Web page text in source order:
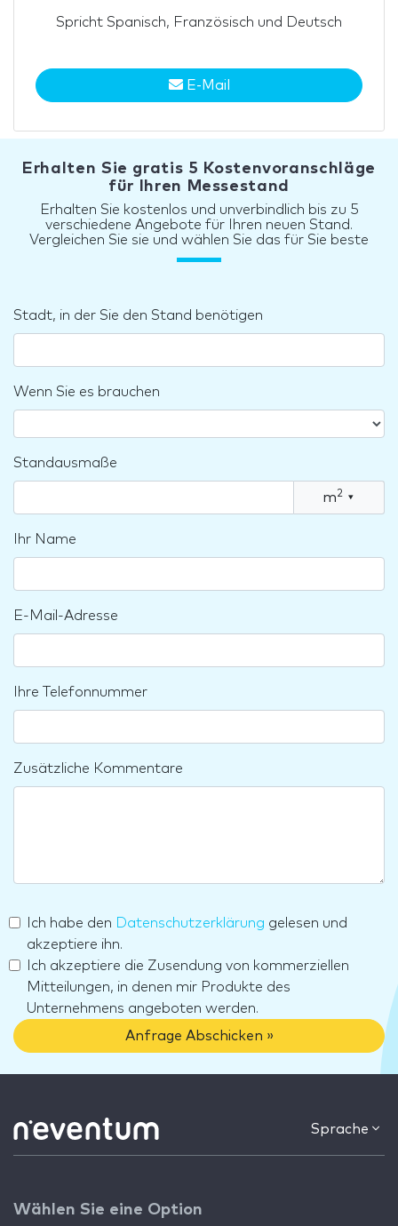
Spricht Spanisch, Französisch und Deutsch
E-Mail
Erhalten Sie gratis 5 Kostenvoranschläge
für Ihren Messestand
Erhalten Sie kostenlos und unverbindlich bis zu 5
verschiedene Angebote für Ihren neuen Stand.
Vergleichen Sie sie und wählen Sie das für Sie beste
Stadt, in der Sie den Stand benötigen
Wenn Sie es brauchen
Standausmaße
m2 ▾
Ihr Name
E-Mail-Adresse
Ihre Telefonnummer
Zusätzliche Kommentare
Ich habe den Datenschutzerklärung gelesen und
akzeptiere ihn.
Ich akzeptiere die Zusendung von kommerziellen
Mitteilungen, in denen mir Produkte des
Unternehmens angeboten werden.
Anfrage Abschicken »
Sprache
Wählen Sie eine Option